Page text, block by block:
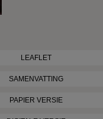
LEAFLET
SAMENVATTING
PAPIER VERSIE